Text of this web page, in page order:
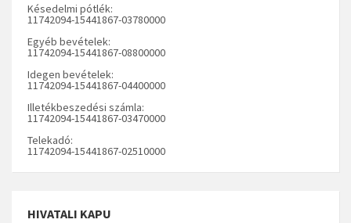
Késedelmi pótlék:
11742094-15441867-03780000
Egyéb bevételek:
11742094-15441867-08800000
Idegen bevételek:
11742094-15441867-04400000
Illetékbeszedési számla:
11742094-15441867-03470000
Telekadó:
11742094-15441867-02510000
HIVATALI KAPU